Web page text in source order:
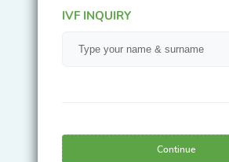
IVF INQUIRY
Continue